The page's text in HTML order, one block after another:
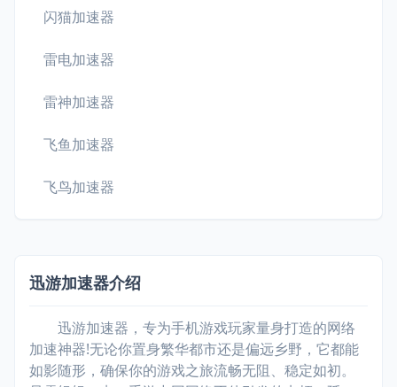
闪猫加速器
雷电加速器
雷神加速器
飞鱼加速器
飞鸟加速器
迅游加速器介绍
迅游加速器，专为手机游戏玩家量身打造的网络
加速神器!无论你置身繁华都市还是偏远乡野，它都能
如影随形，确保你的游戏之旅流畅无阻、稳定如初。